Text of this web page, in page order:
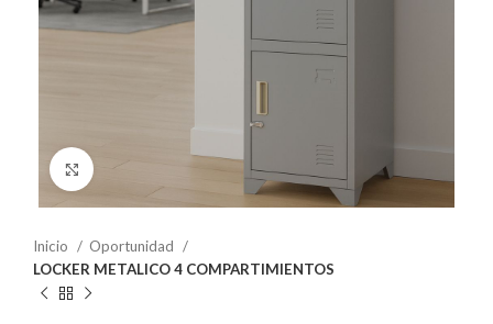
Inicio
Oportunidad
LOCKER METALICO 4 COMPARTIMIENTOS